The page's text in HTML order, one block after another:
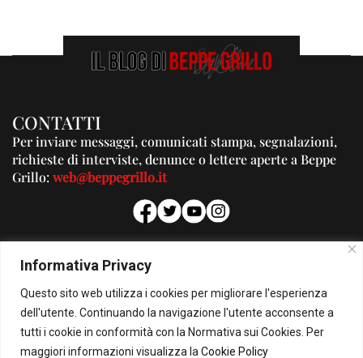
Informativa Privacy
Questo sito web utilizza i cookies per migliorare l'esperienza
dell'utente. Continuando la navigazione l'utente acconsente a
tutti i cookie in conformità con la Normativa sui Cookies. Per
maggiori informazioni visualizza la Cookie Policy
CONTATTI
Per inviare messaggi, comunicati stampa, segnalazioni,
richieste di interviste, denunce o lettere aperte a Beppe
Grillo:web@beppegrillo.it
PUBBLICITA'
Per la tua pubblicità su questo Blog:
pubblicita@beppegrillo.it